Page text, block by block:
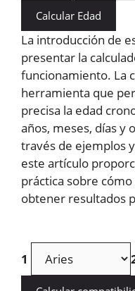
Calcular Edad
La introducción de
presentar la
funcionamiento. La
herramienta que
precisa la edad
años, meses, días y
través de ejemplos
este artículo
práctica sobre
obtener resultados
1